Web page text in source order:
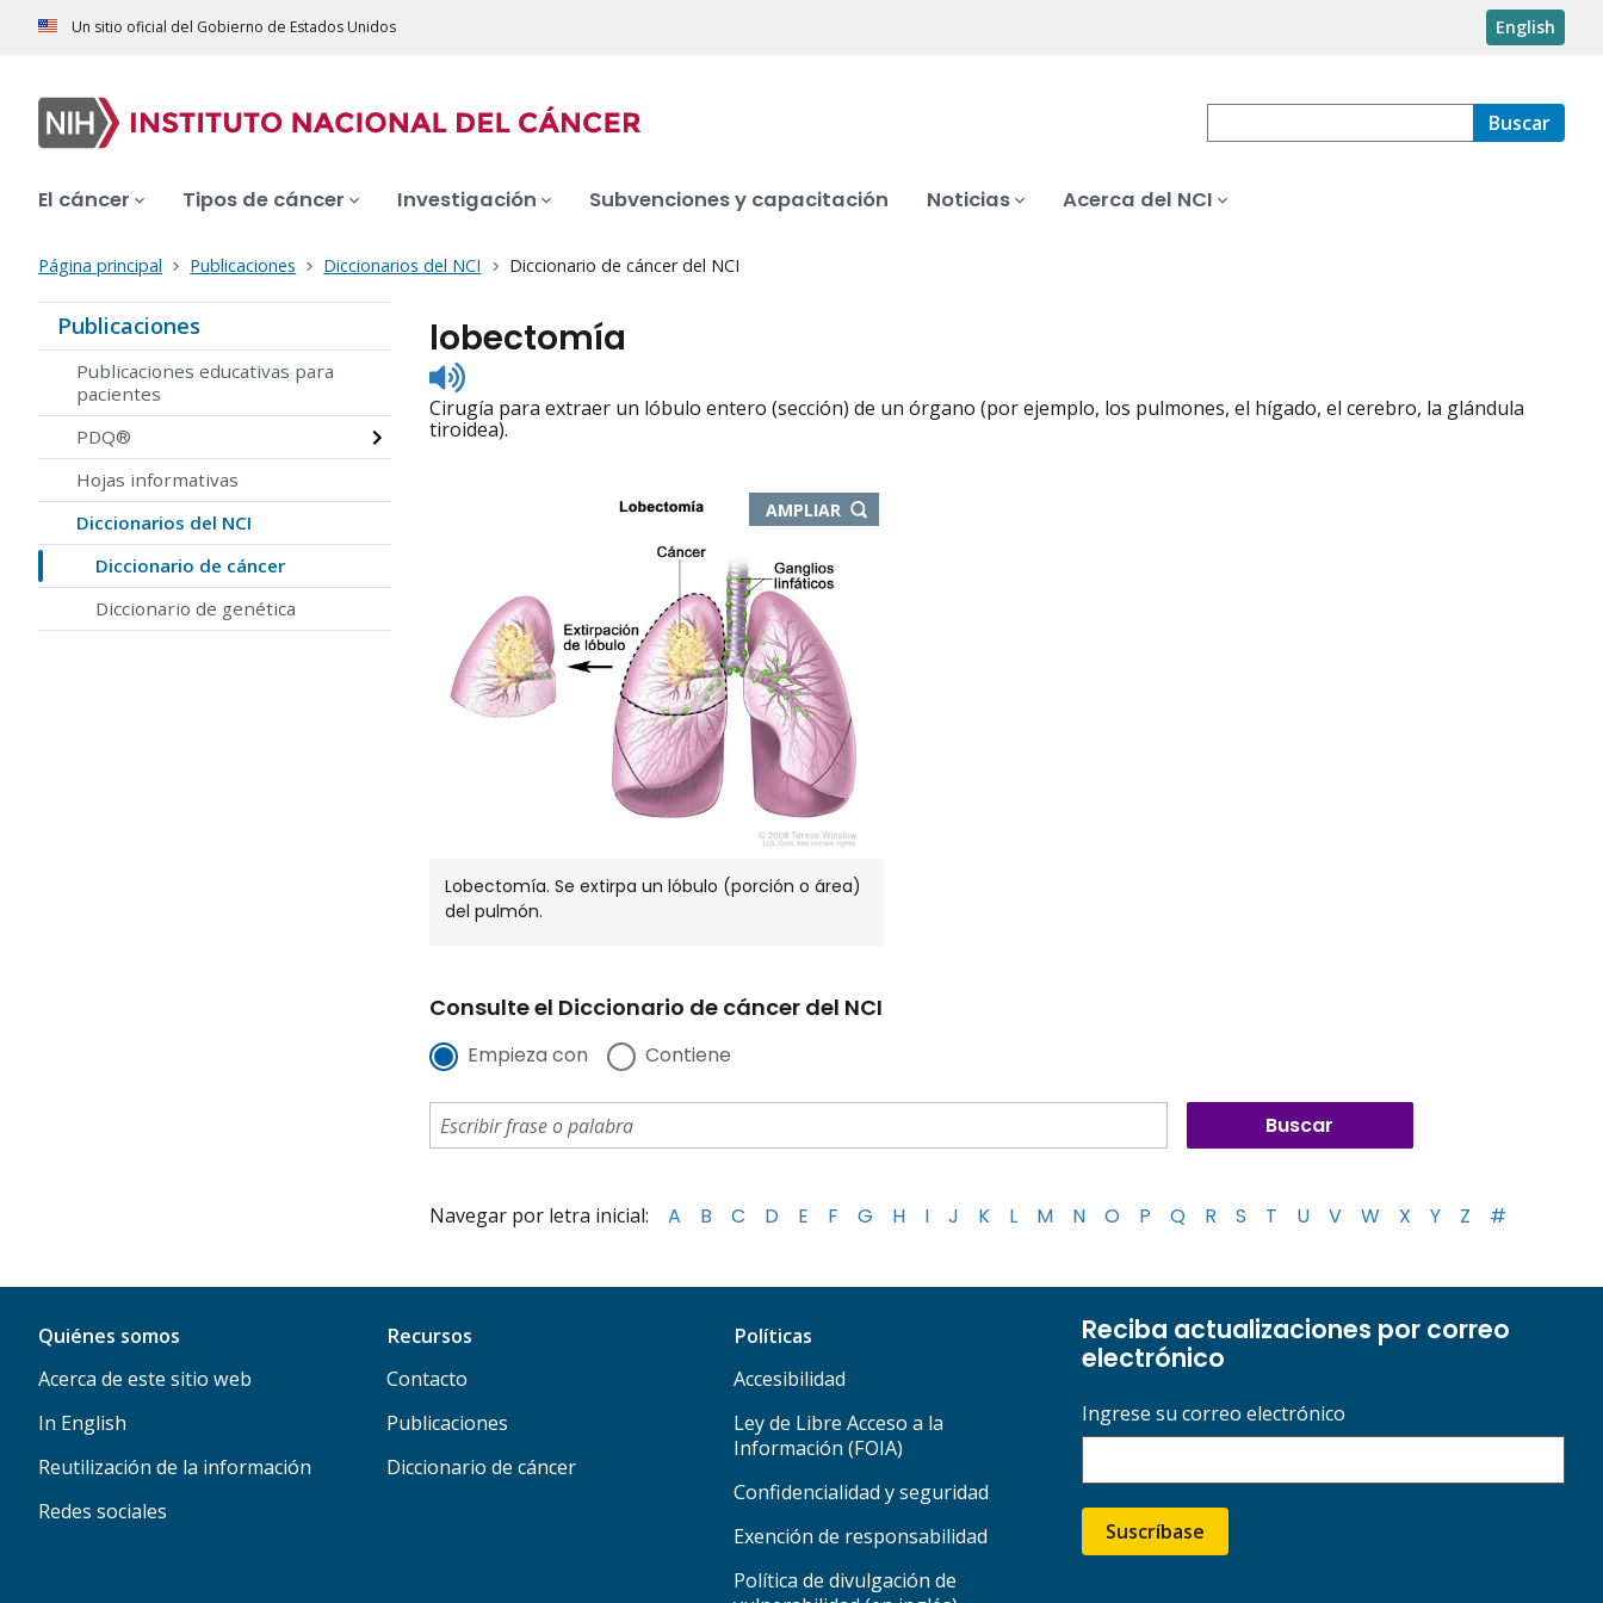
Un sitio oficial del Gobierno de Estados Unidos English
Buscar
El cáncer Tipos de cáncer Investigación Subvenciones y capacitación Noticias Acerca del NCI
Página principal Publicaciones Diccionarios del NCI Diccionario de cáncer del NCI
Publicaciones
Publicaciones educativas para
pacientes
PDQ®
Hojas informativas
Diccionarios del NCI
Diccionario de cáncer
Diccionario de genética
lobectomía
Listen
to
pronunciation
Cirugía para extraer un lóbulo entero (sección) de un órgano (por ejemplo, los pulmones, el hígado, el cerebro, la glándula
tiroidea).
AMPLIAR
ABRE
Lobectomía. Se extirpa un lóbulo (porción o área)
del pulmón.
Consulte el Diccionario de cáncer del NCI
Empieza con Contiene
Navegar por letra inicial: A B C D E F G H I J K L M N O P Q R S T U V W X Y Z #
Quiénes somos
Acerca de este sitio web
In English
Reutilización de la información
Redes sociales
Recursos
Contacto
Publicaciones
Diccionario de cáncer
Políticas
Accesibilidad
Ley de Libre Acceso a la
Información (FOIA)
Confidencialidad y seguridad
Exención de responsabilidad
Política de divulgación de
Reciba actualizaciones por correo
electrónico
Ingrese su correo electrónico
Suscríbase